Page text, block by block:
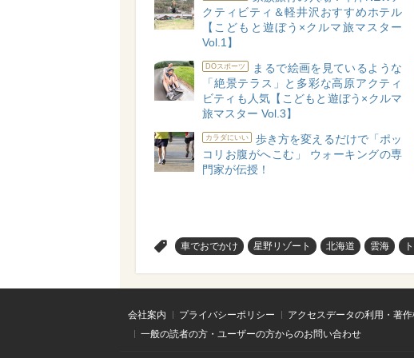
クティビティ＆軽井沢おすすめホテル
【こどもと遊ぼう×クルマ旅マスター
Vol.1】
DOスポーツ
まるで絵画を見ているような
「絶景テラス」と多彩な高原アクティ
ビティも人気【こどもと遊ぼう×クルマ
旅マスター Vol.3】
カラダにいい
歩き方を変えるだけで「ポッ
コリお腹がへこむ」 ウォーキングの専
門家が伝授！
車でおでかけ 星野リゾート 北海道 雲海
会社案内 プライバシーポリシー アクセスデータの利用・著
一般の読者の方・ユーザーの方からのお問い合わせ